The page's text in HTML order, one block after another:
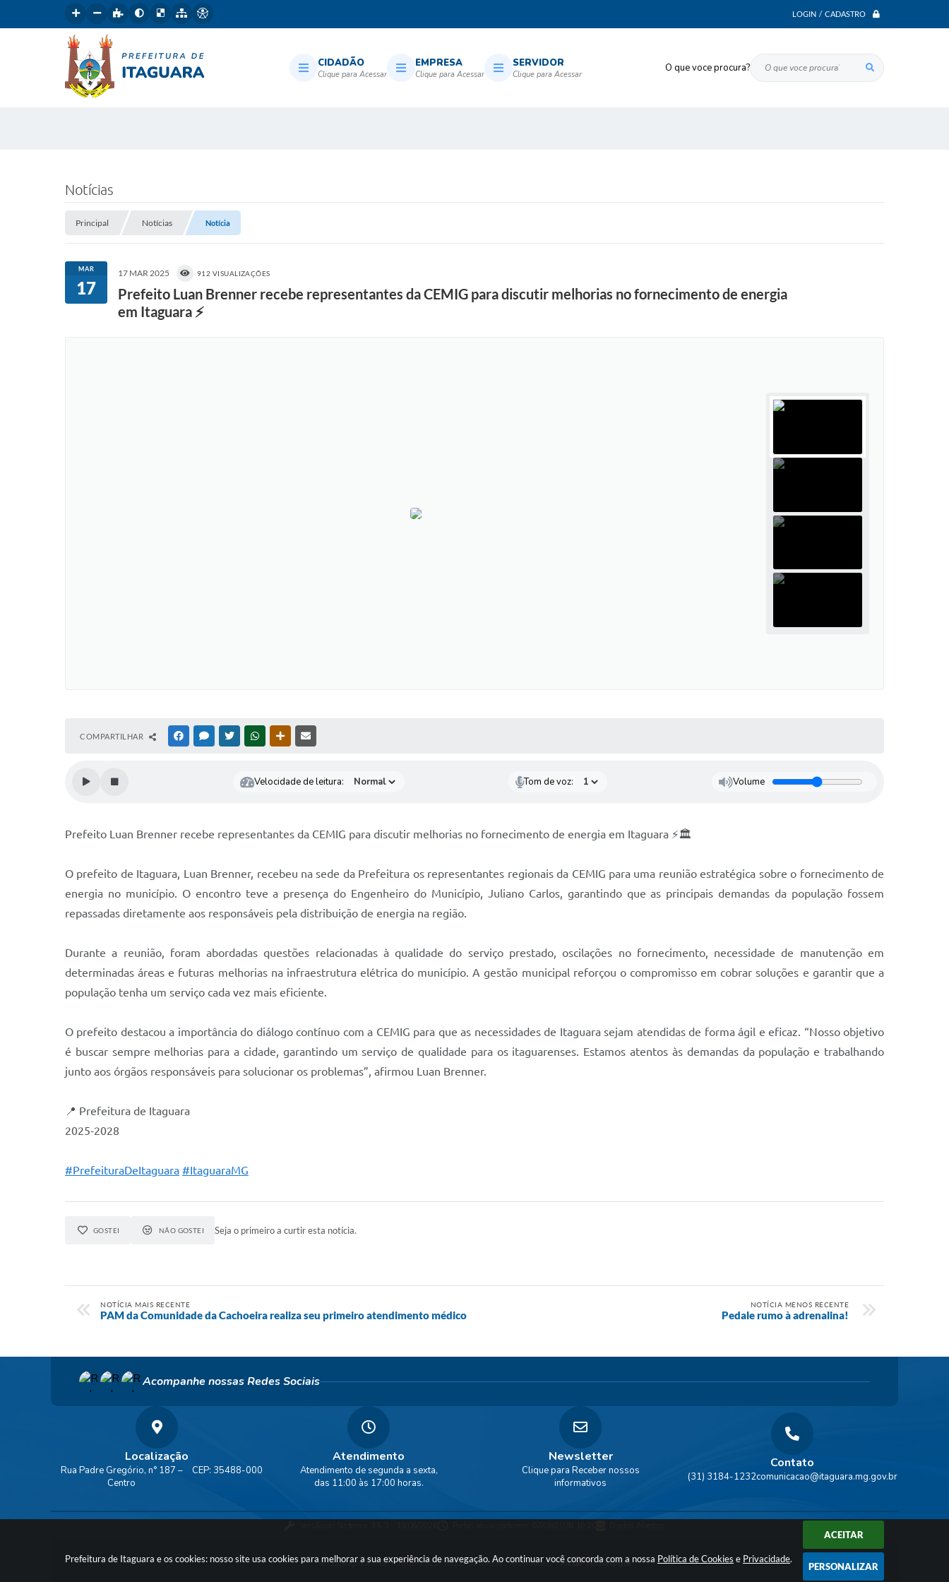
Prefeitura de Itaguara e os cookies: nosso site usa cookies para melhorar a sua experiência de navegação. Ao continuar você concorda com a nossa Política de Cookies e Privacidade.
ACEITAR
PERSONALIZAR
LOGIN / CADASTRO
O que voce procura?
CIDADÃO EMPRESA SERVIDOR
Notícias
Principal Notícias Notícia
MAR
17
17 MAR 2025 912 VISUALIZAÇÕES
Prefeito Luan Brenner recebe representantes da CEMIG para discutir melhorias no fornecimento de energia
em Itaguara ⚡
COMPARTILHAR FACEBOOKMESSENGER
TWITTERWHATSAPPOUTRAS MÍDIAS
Velocidade de leitura: Tom de voz: Volume
Prefeito Luan Brenner recebe representantes da CEMIG para discutir melhorias no fornecimento de energia em Itaguara ⚡🏛️
O prefeito de Itaguara, Luan Brenner, recebeu na sede da Prefeitura os representantes regionais da CEMIG para uma reunião estratégica sobre o fornecimento de
energia no município. O encontro teve a presença do Engenheiro do Município, Juliano Carlos, garantindo que as principais demandas da população fossem
repassadas diretamente aos responsáveis pela distribuição de energia na região.
Durante a reunião, foram abordadas questões relacionadas à qualidade do serviço prestado, oscilações no fornecimento, necessidade de manutenção em
determinadas áreas e futuras melhorias na infraestrutura elétrica do município. A gestão municipal reforçou o compromisso em cobrar soluções e garantir que a
população tenha um serviço cada vez mais eficiente.
O prefeito destacou a importância do diálogo contínuo com a CEMIG para que as necessidades de Itaguara sejam atendidas de forma ágil e eficaz. “Nosso objetivo
é buscar sempre melhorias para a cidade, garantindo um serviço de qualidade para os itaguarenses. Estamos atentos às demandas da população e trabalhando
junto aos órgãos responsáveis para solucionar os problemas”, afirmou Luan Brenner.
📍 Prefeitura de Itaguara
2025-2028
#PrefeituraDeItaguara #ItaguaraMG
GOSTEI NÃO GOSTEI Seja o primeiro a curtir esta notícia.
NOTÍCIA MAIS RECENTE
PAM da Comunidade da Cachoeira realiza seu primeiro atendimento médico
NOTÍCIA MENOS RECENTE
Pedale rumo à adrenalina!
Acompanhe nossas Redes Sociais
Localização
Rua Padre Gregório, n° 187 –
Centro
CEP: 35488-000 Contato
(31) 3184-1232comunicacao@itaguara.mg.gov.br
Atendimento
Atendimento de segunda a sexta,
das 11:00 às 17:00 horas.
Newsletter
Clique para Receber nossos
informativos
© Copyright Instar - 2006-2026. Todos os direitos reservados -Instar Tecnologia